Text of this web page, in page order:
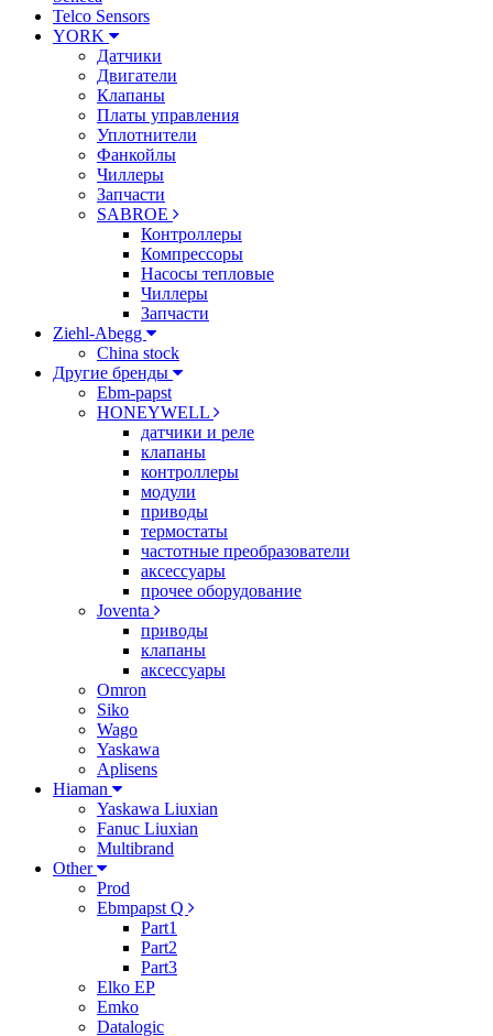
Telco Sensors
YORK
Датчики
Двигатели
Клапаны
Платы управления
Уплотнители
Фанкойлы
Чиллеры
Запчасти
SABROE
Контроллеры
Компрессоры
Насосы тепловые
Чиллеры
Запчасти
Ziehl-Abegg
China stock
Другие бренды
Ebm-papst
HONEYWELL
датчики и реле
клапаны
контроллеры
модули
приводы
термостаты
частотные преобразователи
аксессуары
прочее оборудование
Joventa
приводы
клапаны
аксессуары
Omron
Siko
Wago
Yaskawa
Aplisens
Hiaman
Yaskawa Liuxian
Fanuc Liuxian
Multibrand
Other
Prod
Ebmpapst Q
Part1
Part2
Part3
Elko EP
Emko
Datalogic